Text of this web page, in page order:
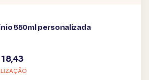
550ml personalizada
18,43